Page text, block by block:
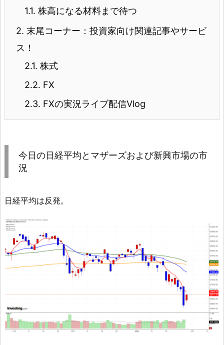
1.1. 株高になる材料まで待つ
2. 末尾コーナー：投資家向け関連記事やサービ
ス！
2.1. 株式
2.2. FX
2.3. FXの実況ライブ配信Vlog
今日の日経平均とマザーズおよび新興市場の市
況
日経平均は反発。